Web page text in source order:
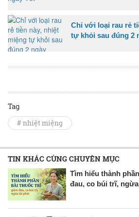
Chỉ với loại rau rẻ
tự khỏi sau đúng 2
Tag
# nhiệt miệng
TIN KHÁC CÙNG CHUYÊN MỤC
Tìm hiểu thành
đau, co búi trĩ,